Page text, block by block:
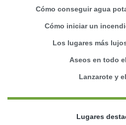
Cómo conseguir agua
Cómo iniciar un
Los lugares más
Aseos en todo
Lanzarote y
Lugares